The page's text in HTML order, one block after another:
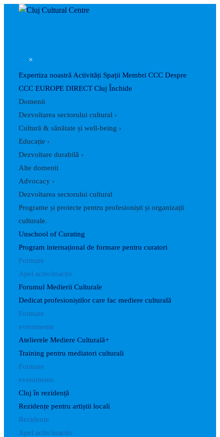
Skip
×
Expertiza noastră Activități Spații Membri CCC Despre
CCC EUROPE DIRECT Cluj Închide
Domenii
Dezvoltarea sectorului cultural ›
Cultură & sănătate și well-being ›
Educație ›
Dezvoltare durabilă ›
Alte domenii
Advocacy ›
Dezvoltarea sectorului cultural
Programe și proiecte pentru profesioniști și organizații
culturale.
Unschool of Curating
Program internațional de formare pentru curatori
Formare
Apel activ/inactiv
Forumul Medierii Culturale
Dedicat profesioniștilor care fac mediere culturală
Formare
evenimente
Atelierele Mediere Culturală+
Training pentru mediatori culturali
Formare
evenimente
Cluj în rezidență
Rezidențe pentru artiștii locali
Rezidențe
Apel activ/inactiv
PostSearch